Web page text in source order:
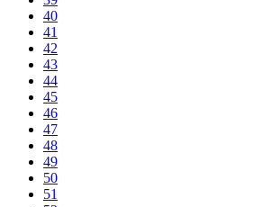
40
41
42
43
44
45
46
47
48
49
50
51